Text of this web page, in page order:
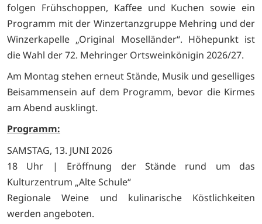
folgen Frühschoppen, Kaffee und Kuchen sowie ein
Programm mit der Winzertanzgruppe Mehring und der
Winzerkapelle „Original Moselländer“. Höhepunkt ist
die Wahl der 72. Mehringer Ortsweinkönigin 2026/27.
Am Montag stehen erneut Stände, Musik und geselliges
Beisammensein auf dem Programm, bevor die Kirmes
am Abend ausklingt.
Programm:
SAMSTAG, 13. JUNI 2026
18 Uhr | Eröffnung der Stände rund um das
Kulturzentrum „Alte Schule“
Regionale Weine und kulinarische Köstlichkeiten
werden angeboten.